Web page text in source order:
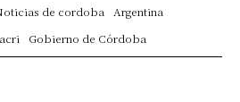
de cordoba
Argentina
Gobierno de Córdoba